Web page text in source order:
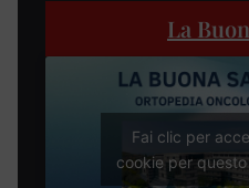
La
Fai clic per
cookie per